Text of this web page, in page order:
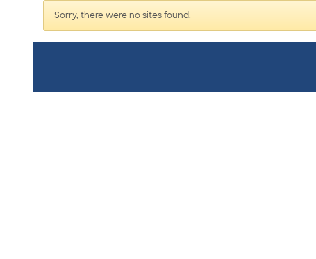
Sorry, there were no sites found.